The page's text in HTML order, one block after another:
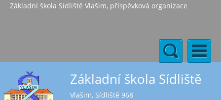
Základní škola Sídliště Vlašim, příspěvková organizace
Základní škola Sídliště
Vlašim, Sídliště 968